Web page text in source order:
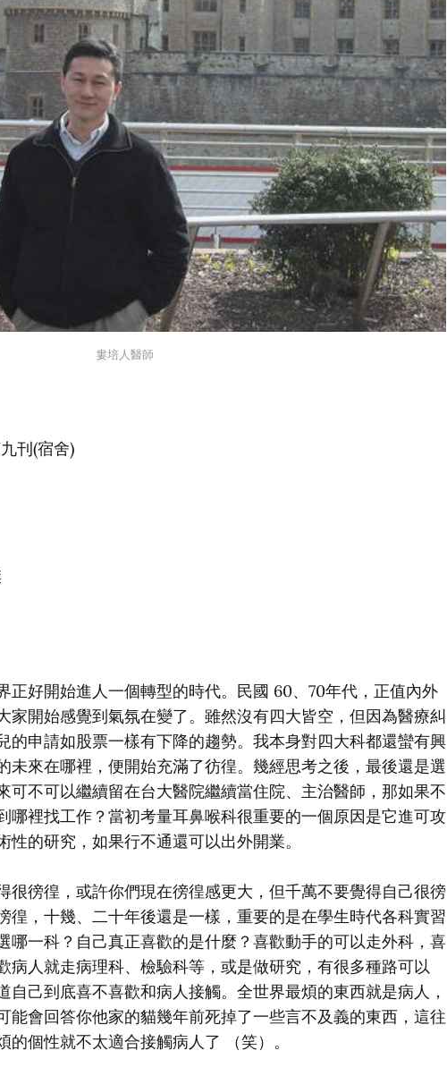
婁培人醫師
刊(宿舍)
正好開始進人一個轉型的時代。民國 60、70年代，正值內外
家開始感覺到氣氛在變了。雖然沒有四大皆空，但因為醫療糾
的申請如股票一樣有下降的趨勢。我本身對四大科都還蠻有興
未來在哪裡，便開始充滿了彷徨。幾經思考之後，最後還是選
可不可以繼續留在台大醫院繼續當住院、主治醫師，那如果不
哪裡找工作？當初考量耳鼻喉科很重要的一個原因是它進可攻
的研究，如果行不通還可以出外開業。
很徬徨，或許你們現在徬徨感更大，但千萬不要覺得自己很徬
徨，十幾、二十年後還是一樣，重要的是在學生時代各科實習
哪一科？自己真正喜歡的是什麼？喜歡動手的可以走外科，喜
病人就走病理科、檢驗科等，或是做研究，有很多種路可以
自己到底喜不喜歡和病人接觸。全世界最煩的東西就是病人，
能會回答你他家的貓幾年前死掉了一些言不及義的東西，這往
個性就不太適合接觸病人了 （笑）。